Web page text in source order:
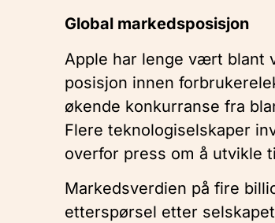
Global markedsposisjon
Apple har lenge vært blant
posisjon innen
økende konkurranse fra
Flere teknologiselskaper
overfor press om å utvikle
Markedsverdien på fire
etterspørsel etter